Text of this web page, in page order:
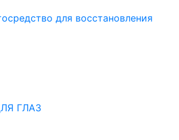
для восстановления
ГЛАЗ